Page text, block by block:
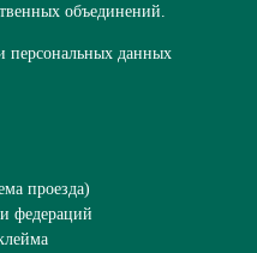
объединений.
персональных данных
проезда)
федераций